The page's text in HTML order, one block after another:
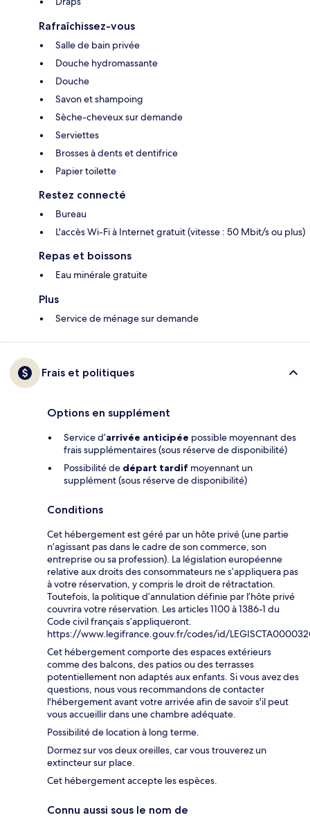
Rafraîchissez-vous
Salle de bain privée
Douche hydromassante
Douche
Savon et shampoing
Sèche-cheveux sur demande
Serviettes
Brosses à dents et dentifrice
Papier toilette
Restez connecté
Bureau
L'accès Wi-Fi à Internet gratuit (vitesse : 50 Mbit/s ou plus)
Repas et boissons
Eau minérale gratuite
Plus
Service de ménage sur demande
Frais et politiques
Options en supplément
Service d’arrivée anticipée possible moyennant des
frais supplémentaires (sous réserve de disponibilité)
Possibilité de départ tardif moyennant un
supplément (sous réserve de disponibilité)
Conditions
Cet hébergement est géré par un hôte privé (une partie
n’agissant pas dans le cadre de son commerce, son
entreprise ou sa profession). La législation européenne
relative aux droits des consommateurs ne s’appliquera pas
à votre réservation, y compris le droit de rétractation.
Toutefois, la politique d’annulation définie par l’hôte privé
couvrira votre réservation. Les articles 1100 à 1386-1 du
Code civil français s’appliqueront.
https://www.legifrance.gouv.fr/codes/id/
Cet hébergement comporte des espaces extérieurs
comme des balcons, des patios ou des terrasses
potentiellement non adaptés aux enfants. Si vous avez des
questions, nous vous recommandons de contacter
l'hébergement avant votre arrivée afin de savoir s'il peut
vous accueillir dans une chambre adéquate.
Possibilité de location à long terme.
Dormez sur vos deux oreilles, car vous trouverez un
extincteur sur place.
Cet hébergement accepte les espèces.
Connu aussi sous le nom de